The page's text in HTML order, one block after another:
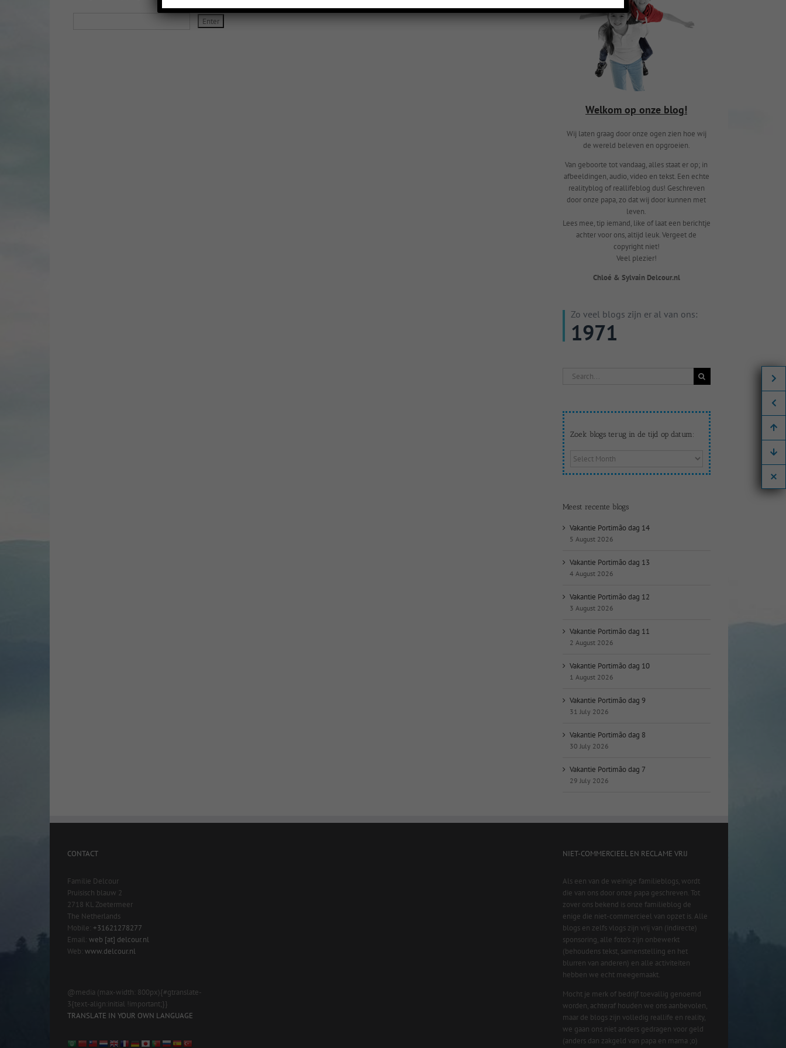
Welkom op onze blog!
Wij laten graag door onze ogen zien hoe wij
de wereld beleven en opgroeien.
Van geboorte tot vandaag, alles staat er op; in
afbeeldingen, audio, video en tekst. Een echte
realityblog of reallifeblog dus! Geschreven
door onze papa, zo dat wij door kunnen met
leven.
Lees mee, tip iemand, like of laat een berichtje
achter voor ons, altijd leuk. Vergeet de
copyright niet!
Veel plezier!
Chloé & Sylvain Delcour.nl
Zo veel blogs zijn er al van ons:
1971
Search
Zoek blogs terug in de tijd op datum:
Zoek
op
datum:
Meest recente blogs
Vakantie Portimão dag 14
5 August 2026
Vakantie Portimão dag 13
4 August 2026
Vakantie Portimão dag 12
3 August 2026
Vakantie Portimão dag 11
2 August 2026
Vakantie Portimão dag 10
1 August 2026
Vakantie Portimão dag 9
31 July 2026
Vakantie Portimão dag 8
30 July 2026
Vakantie Portimão dag 7
29 July 2026
CONTACT
Familie Delcour
Pruisisch blauw 2
2718 KL Zoetermeer
The Netherlands
Mobile: +31621278277
Email: web [at] delcour.nl
Web: www.delcour.nl
@media (max-width: 800px){#gtranslate-
3{text-align:initial !important;}}
TRANSLATE IN YOUR OWN LANGUAGE
NIET-COMMERCIEEL EN RECLAME VRIJ
Als een van de weinige familieblogs, wordt
die van ons door onze papa geschreven. Tot
zover ons bekend is onze familieblog de
enige die niet-commercieel van opzet is. Alle
blogs en zelfs vlogs zijn vrij van (indirecte)
sponsoring, alle foto’s zijn onbewerkt
(behoudens tekst, samenstelling en het
blurren van anderen) en alle activiteiten
hebben we echt meegemaakt.
Mocht je merk of bedrijf toevallig genoemd
worden, achteraf houden we ons aanbevolen,
maar de blogs zijn volledig reallife en reality,
we gaan ons niet anders gedragen voor geld
(anders dan zakgeld van papa en mama ;o)